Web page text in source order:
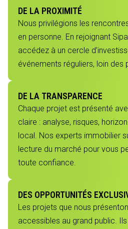
DE LA PROXIMITÉ
Nous privilégions les
en personne. En rejoignant
accédez à un cercle
événements réguliers, loin
DE LA TRANSPARENCE
Chaque projet est présenté
claire : analyse, risques,
local. Nos experts immobilier
lecture du marché pour vous
toute confiance.
DES OPPORTUNITÉS
Les projets que nous
accessibles au grand public. Ils